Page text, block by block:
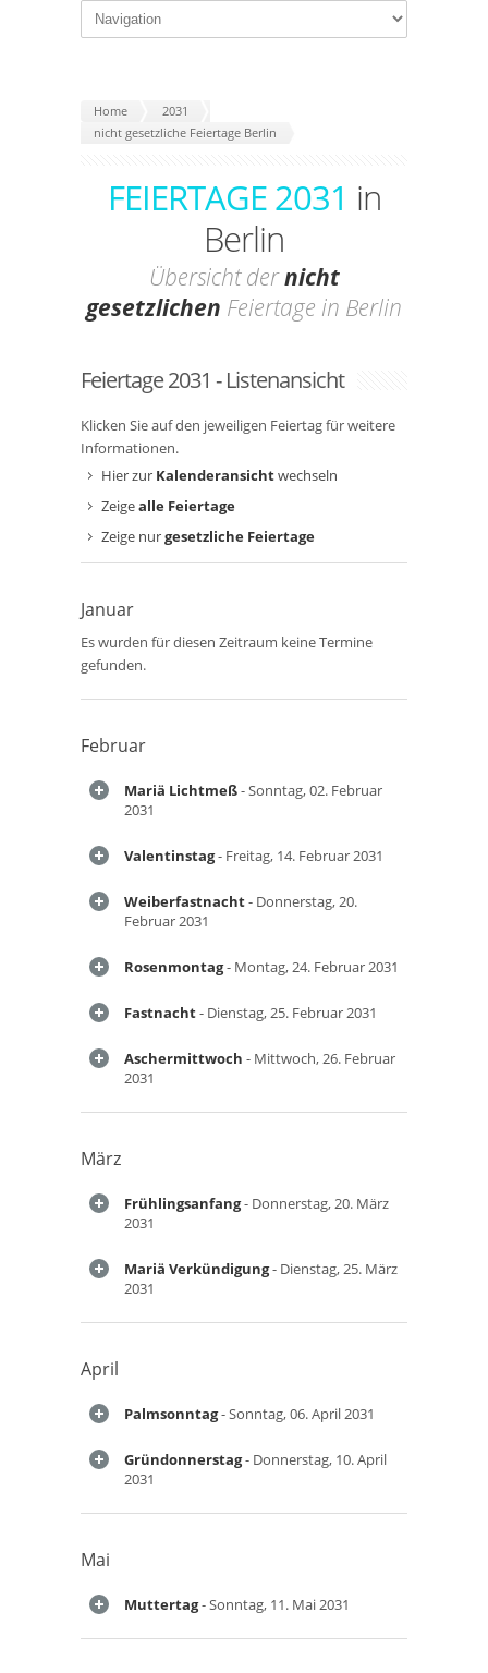
Home
2031
nicht gesetzliche Feiertage Berlin
FEIERTAGE 2031 in
Berlin
Übersicht dernicht
gesetzlichen Feiertage in Berlin
Feiertage 2031 - Listenansicht
Klicken Sie auf den jeweiligen Feiertag für weitere
Informationen.
Hier zur Kalenderansichtwechseln
Zeigealle Feiertage
Zeige nurgesetzliche Feiertage
Januar
Es wurden für diesen Zeitraum keine Termine
gefunden.
Februar
Mariä Lichtmeß- Sonntag, 02. Februar
2031
Valentinstag- Freitag, 14. Februar 2031
Weiberfastnacht- Donnerstag, 20.
Februar 2031
Rosenmontag- Montag, 24. Februar 2031
Fastnacht- Dienstag, 25. Februar 2031
Aschermittwoch - Mittwoch, 26. Februar
2031
März
Frühlingsanfang- Donnerstag, 20. März
2031
Mariä Verkündigung- Dienstag, 25. März
2031
April
Palmsonntag- Sonntag, 06. April 2031
Gründonnerstag- Donnerstag, 10. April
2031
Mai
Muttertag- Sonntag, 11. Mai 2031